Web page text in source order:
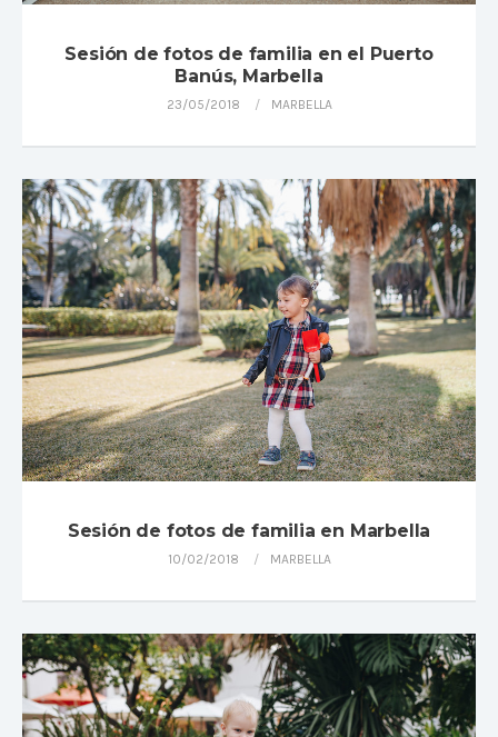
Sesión de fotos de familia en el Puerto
Banús, Marbella
23/05/2018 MARBELLA
Sesión de fotos de familia en Marbella
10/02/2018 MARBELLA